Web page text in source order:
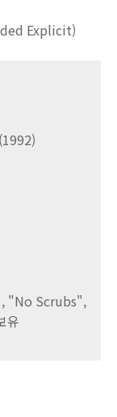
Explicit)
"No Scrubs",
유